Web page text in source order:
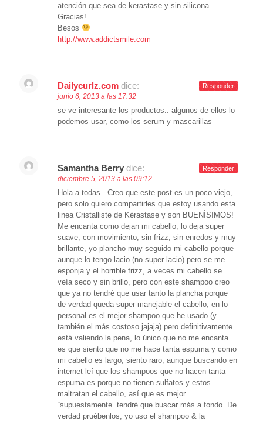
atención que sea de kerastase y sin silicona…
Gracias!
Besos
http://www.addictsmile.com
Dailycurlz.com dice:
junio 6, 2013 a las 17:32
se ve interesante los productos.. algunos de ellos lo
podemos usar, como los serum y mascarillas
Responder
Samantha Berry dice:
diciembre 5, 2013 a las 09:12
Hola a todas.. Creo que este post es un poco viejo,
pero solo quiero compartirles que estoy usando esta
linea Cristalliste de Kérastase y son BUENÍSIMOS!
Me encanta como dejan mi cabello, lo deja super
suave, con movimiento, sin frizz, sin enredos y muy
brillante, yo plancho muy seguido mi cabello porque
aunque lo tengo lacio (no super lacio) pero se me
esponja y el horrible frizz, a veces mi cabello se
veía seco y sin brillo, pero con este shampoo creo
que ya no tendré que usar tanto la plancha porque
de verdad queda super manejable el cabello, en lo
personal es el mejor shampoo que he usado (y
también el más costoso jajaja) pero definitivamente
está valiendo la pena, lo único que no me encanta
es que siento que no me hace tanta espuma y como
mi cabello es largo, siento raro, aunque buscando en
internet leí que los shampoos que no hacen tanta
espuma es porque no tienen sulfatos y estos
maltratan el cabello, así que es mejor
“supuestamente” tendré que buscar más a fondo. De
verdad pruébenlos, yo uso el shampoo & la
Responder